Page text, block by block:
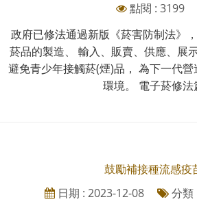
點閱 : 3199
政府已修法通過新版《菸害防制法》
菸品的製造、 輸入、販賣、供應、展
避免青少年接觸菸(煙)品， 為下一代
環境。 電子菸修法
鼓勵補接種流感疫
日期 : 2023-12-08
分類